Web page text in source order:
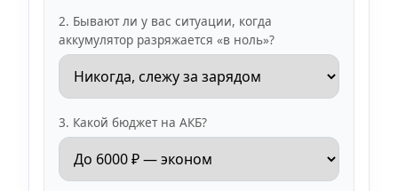
2. Бывают ли у вас ситуации, когда
аккумулятор разряжается «в ноль»?
3. Какой бюджет на АКБ?